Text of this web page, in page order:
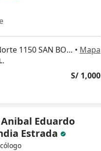
Avenida del Parque Norte 1150 SAN BORJA, San Borja • Mapa
S/ 1,000
Eduardo
Estrada